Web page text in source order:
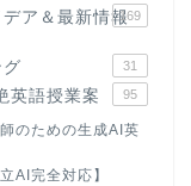
ア＆最新情報169
31
英語授業案 95
のための生成AI英
AI完全対応】